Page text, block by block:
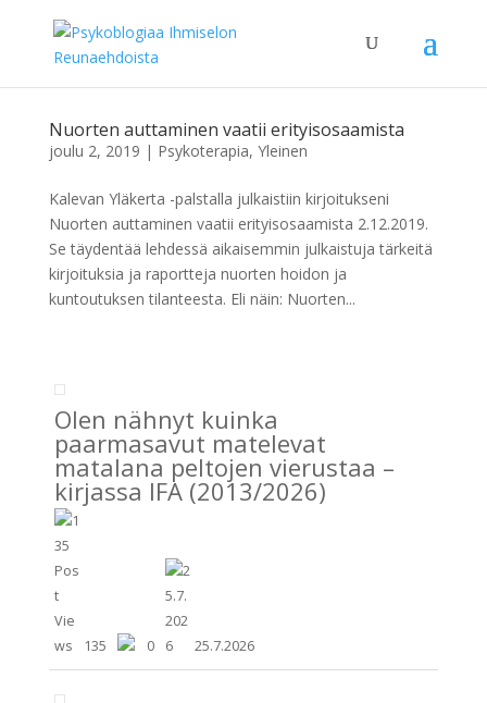
Nuorten auttaminen vaatii erityisosaamista
joulu 2, 2019 | Psykoterapia, Yleinen
Kalevan Yläkerta -palstalla julkaistiin kirjoitukseni
Nuorten auttaminen vaatii erityisosaamista 2.12.2019.
Se täydentää lehdessä aikaisemmin julkaistuja tärkeitä
kirjoituksia ja raportteja nuorten hoidon ja
kuntoutuksen tilanteesta. Eli näin: Nuorten...
Olen nähnyt kuinka
paarmasavut matelevat
matalana peltojen vierustaa –
kirjassa IFA (2013/2026)
135 0 25.7.2026